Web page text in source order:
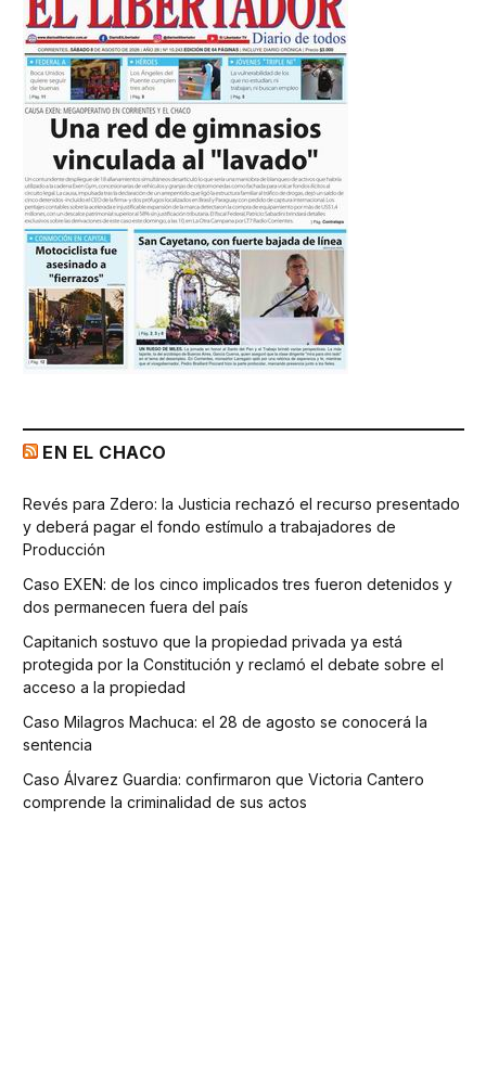
EN EL CHACO
Revés para Zdero: la Justicia rechazó el recurso presentado
y deberá pagar el fondo estímulo a trabajadores de
Producción
Caso EXEN: de los cinco implicados tres fueron detenidos y
dos permanecen fuera del país
Capitanich sostuvo que la propiedad privada ya está
protegida por la Constitución y reclamó el debate sobre el
acceso a la propiedad
Caso Milagros Machuca: el 28 de agosto se conocerá la
sentencia
Caso Álvarez Guardia: confirmaron que Victoria Cantero
comprende la criminalidad de sus actos